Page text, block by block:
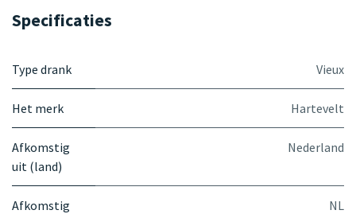
Specificaties
Type drank Vieux
Het merk Hartevelt
Afkomstig
uit (land)
Nederland
Afkomstig
NL